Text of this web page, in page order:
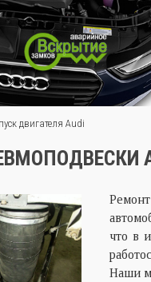
двигателя Audi
что в
Наши